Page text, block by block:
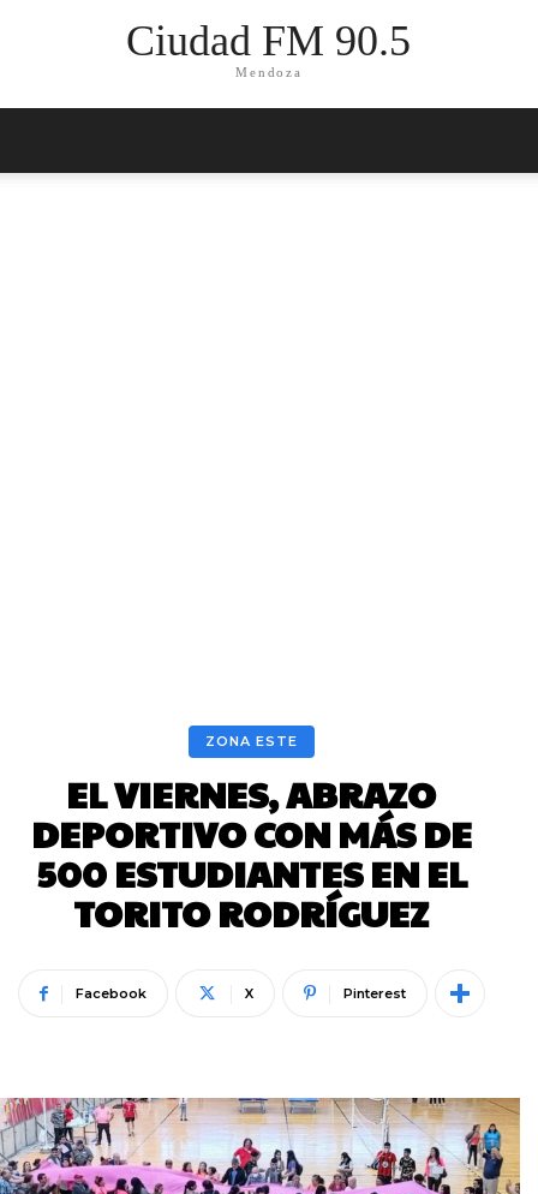
Ciudad FM 90.5
Mendoza
ZONA ESTE
EL VIERNES, ABRAZO
DEPORTIVO CON MÁS DE
500 ESTUDIANTES EN EL
TORITO RODRÍGUEZ
Facebook X Pinterest